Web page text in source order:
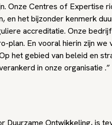
Onze Centres of Expertise
en het bijzonder kenmerk
accreditatie. Onze
plan. En vooral hierin zijn
het gebied van beleid en
in onze organisatie .”
Duurzame Ontwikkeling, is